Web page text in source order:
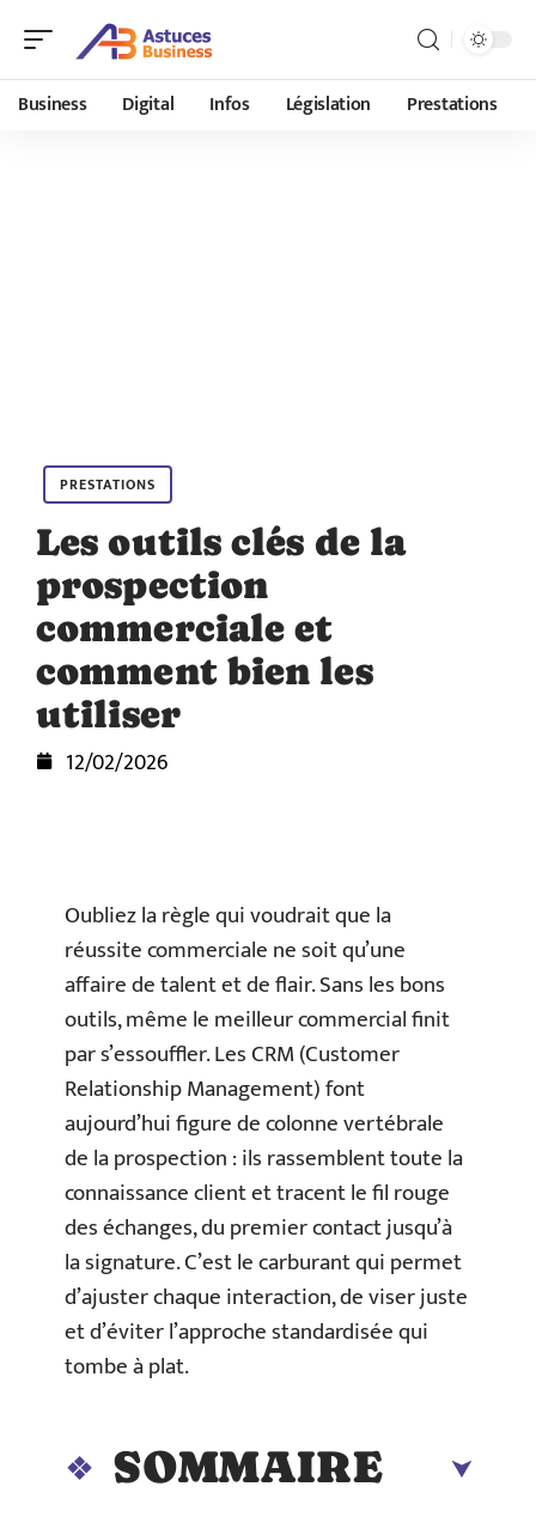
Business Digital Infos Législation Prestations
PRESTATIONS
Les outils clés de la
prospection
commerciale et
comment bien les
utiliser
12/02/2026
Oubliez la règle qui voudrait que la
réussite commerciale ne soit qu’une
affaire de talent et de flair. Sans les bons
outils, même le meilleur commercial finit
par s’essouffler. Les CRM (Customer
Relationship Management) font
aujourd’hui figure de colonne vertébrale
de la prospection : ils rassemblent toute la
connaissance client et tracent le fil rouge
des échanges, du premier contact jusqu’à
la signature. C’est le carburant qui permet
d’ajuster chaque interaction, de viser juste
et d’éviter l’approche standardisée qui
tombe à plat.
SOMMAIRE